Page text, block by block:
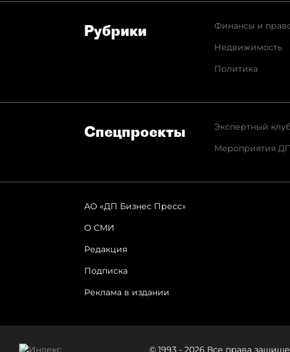
Рубрики
Финансы и
Недвижимость
Политика
Спец­проекты
Экспертный
Мероприятия ДП
АО «ДП Бизнес Пресс»
О СМИ
Редакция
Подписка
Реклама в издании
© 1993 - 2026 Все права